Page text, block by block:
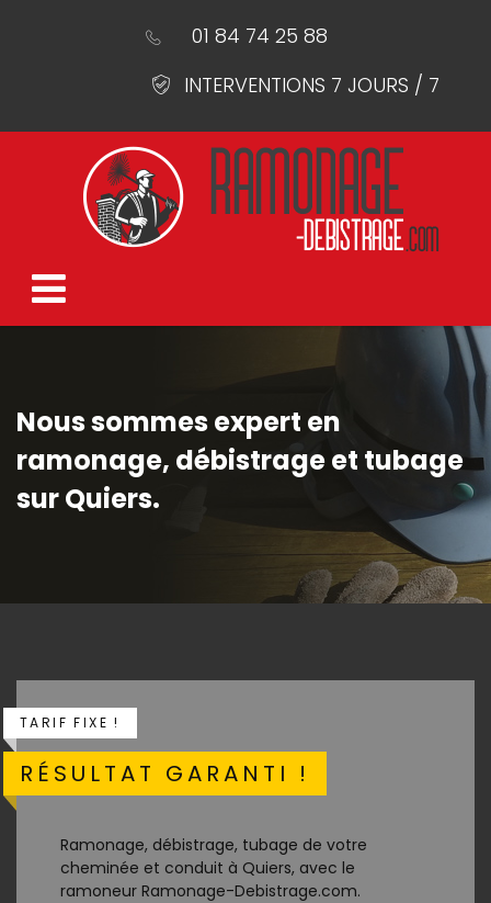
01 84 74 25 88
INTERVENTIONS 7 JOURS / 7
Nous sommes expert en
ramonage, débistrage et tubage
sur Quiers.
TARIF FIXE !
RÉSULTAT GARANTI !
Ramonage, débistrage, tubage de votre
cheminée et conduit à Quiers, avec le
ramoneur Ramonage-Debistrage.com.